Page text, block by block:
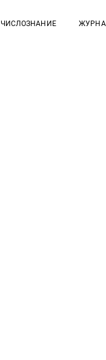
ЧИСЛОЗНАНИЕ